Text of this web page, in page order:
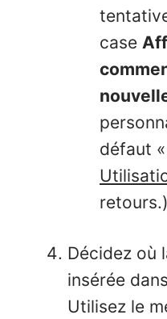
case
défaut
retours.)
Décidez où
insérée
Utilisez le